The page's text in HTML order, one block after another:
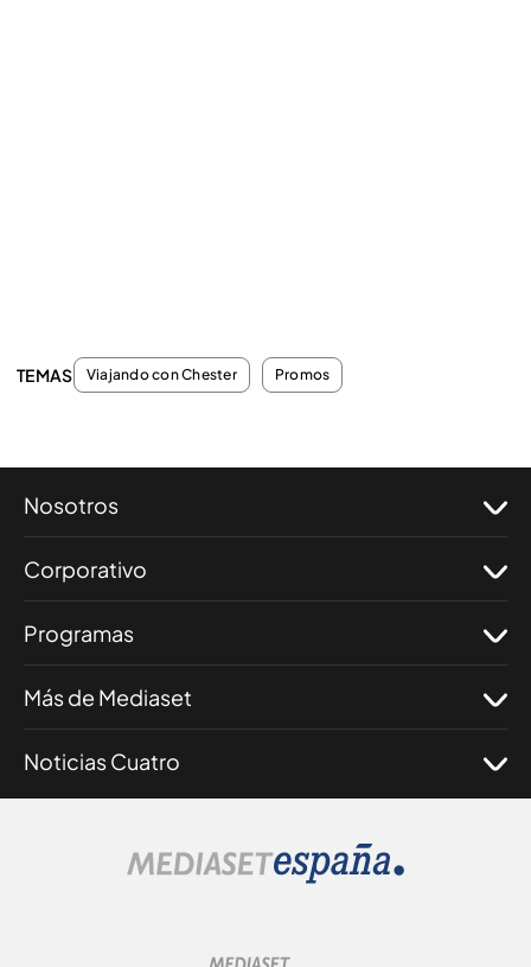
TEMAS Viajando con Chester Promos
Nosotros
Corporativo
Programas
Más de Mediaset
Noticias Cuatro